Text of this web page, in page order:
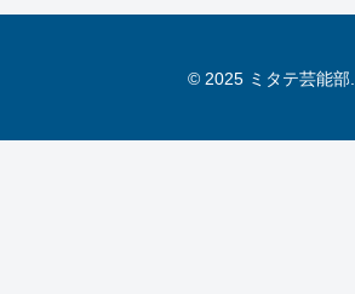
© 2025 ミタテ芸能部.